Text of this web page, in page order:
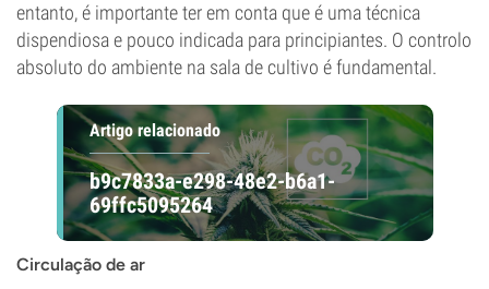
entanto, é importante ter em conta que é uma técnica
dispendiosa e pouco indicada para principiantes. O controlo
absoluto do ambiente na sala de cultivo é fundamental.
Artigo relacionado
b9c7833a-e298-48e2-b6a1-
69ffc5095264
Circulação de ar